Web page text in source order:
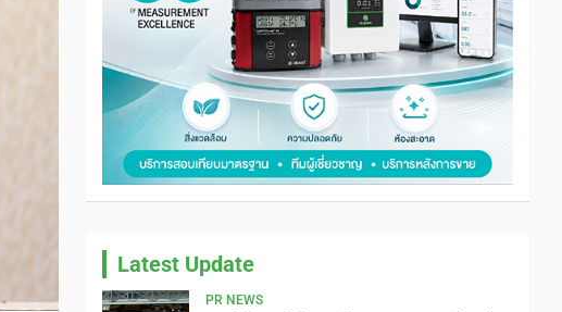
Latest Update
PR NEWS